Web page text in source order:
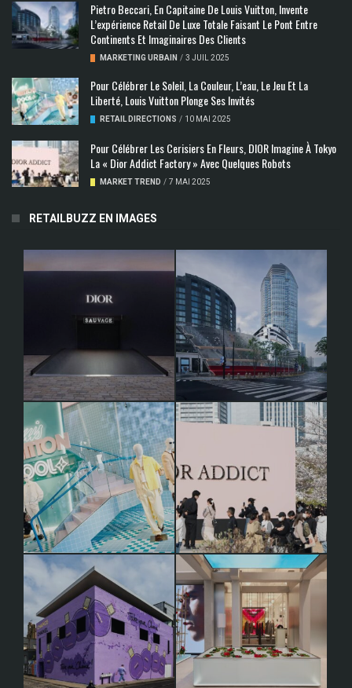
Pietro Beccari, En Capitaine De Louis Vuitton, Invente
L’expérience Retail De Luxe Totale Faisant Le Pont Entre
Continents Et Imaginaires Des Clients
MARKETING URBAIN / 3 JUIL 2025
Pour Célébrer Le Soleil, La Couleur, L’eau, Le Jeu Et La
Liberté, Louis Vuitton Plonge Ses Invités
RETAIL DIRECTIONS / 10 MAI 2025
Pour Célébrer Les Cerisiers En Fleurs, DIOR Imagine À Tokyo
La « Dior Addict Factory » Avec Quelques Robots
MARKET TREND / 7 MAI 2025
RETAILBUZZ EN IMAGES